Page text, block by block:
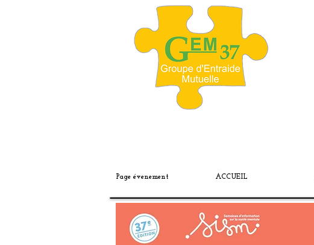
Page évenement ACCUEIL